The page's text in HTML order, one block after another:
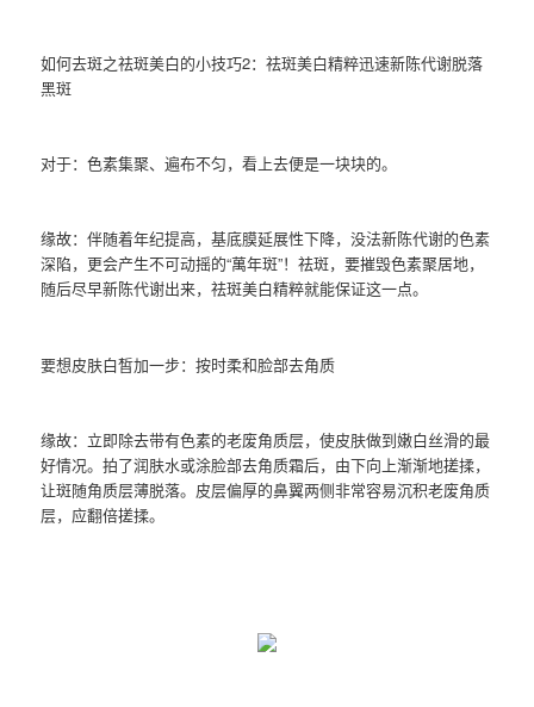
如何去斑之祛斑美白的小技巧2：祛斑美白精粹迅速新陈代谢脱落
黑斑
对于：色素集聚、遍布不匀，看上去便是一块块的。
缘故：伴随着年纪提高，基底膜延展性下降，没法新陈代谢的色素
深陷，更会产生不可动摇的“萬年斑”！祛斑，要摧毁色素聚居地，
随后尽早新陈代谢出来，祛斑美白精粹就能保证这一点。
要想皮肤白皙加一步：按时柔和脸部去角质
缘故：立即除去带有色素的老废角质层，使皮肤做到嫩白丝滑的最
好情况。拍了润肤水或涂脸部去角质霜后，由下向上渐渐地搓揉，
让斑随角质层薄脱落。皮层偏厚的鼻翼两侧非常容易沉积老废角质
层，应翻倍搓揉。